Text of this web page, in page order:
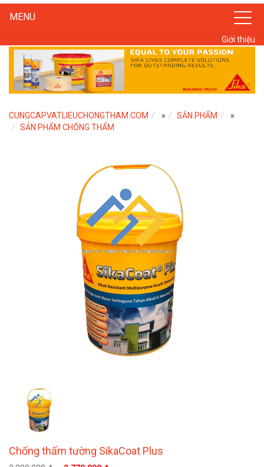
MENU
Giới thiệu
CUNGCAPVATLIEUCHONGTHAM.COM » SẢN PHẨM
»
SẢN PHẨM CHỐNG THẤM
Chống thấm tường SikaCoat Plus